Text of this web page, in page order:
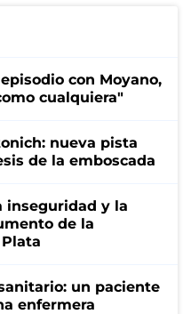
con Moyano,
cualquiera"
nueva pista
de la emboscada
inseguridad y la
de la
un paciente
enfermera